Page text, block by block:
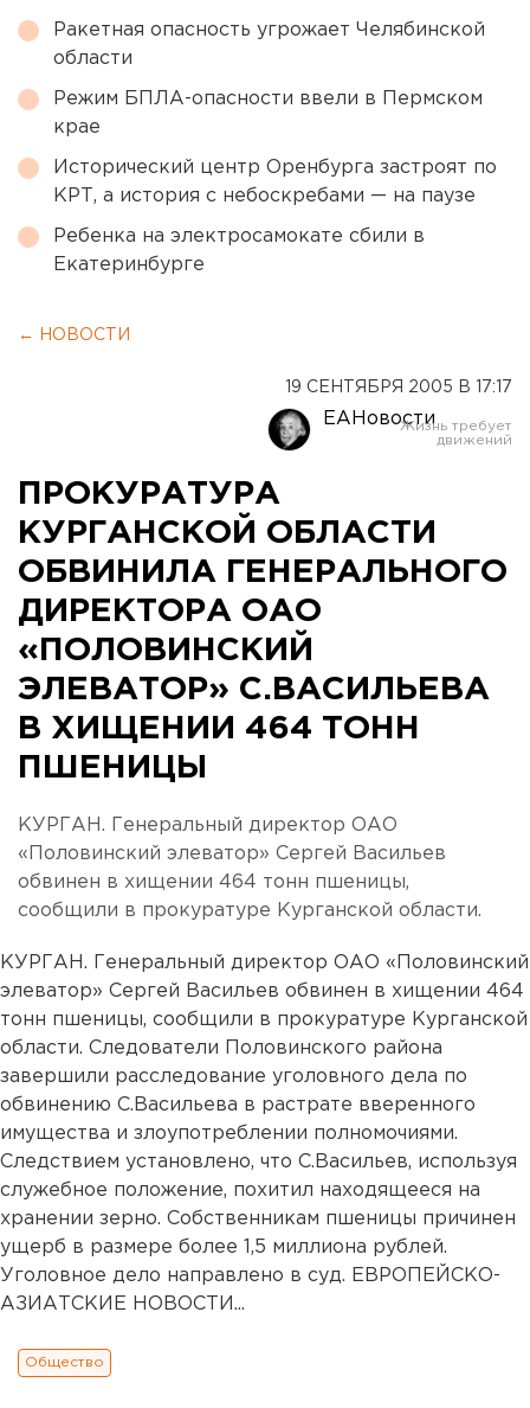
Ракетная опасность угрожает Челябинской
области
Режим БПЛА-опасности ввели в Пермском
крае
Исторический центр Оренбурга застроят по
КРТ, а история с небоскребами — на паузе
Ребенка на электросамокате сбили в
Екатеринбурге
← НОВОСТИ
19 СЕНТЯБРЯ 2005 В 17:17
ЕАНовости
ПРОКУРАТУРА
КУРГАНСКОЙ ОБЛАСТИ
ОБВИНИЛА ГЕНЕРАЛЬНОГО
ДИРЕКТОРА ОАО
«ПОЛОВИНСКИЙ
ЭЛЕВАТОР» С.ВАСИЛЬЕВА
В ХИЩЕНИИ 464 ТОНН
ПШЕНИЦЫ
КУРГАН. Генеральный директор ОАО
«Половинский элеватор» Сергей Васильев
обвинен в хищении 464 тонн пшеницы,
сообщили в прокуратуре Курганской области.
КУРГАН. Генеральный директор ОАО «Половинский
элеватор» Сергей Васильев обвинен в хищении 464
тонн пшеницы, сообщили в прокуратуре Курганской
области. Следователи Половинского района
завершили расследование уголовного дела по
обвинению С.Васильева в растрате вверенного
имущества и злоупотреблении полномочиями.
Следствием установлено, что С.Васильев, используя
служебное положение, похитил находящееся на
хранении зерно. Собственникам пшеницы причинен
ущерб в размере более 1,5 миллиона рублей.
Уголовное дело направлено в суд. ЕВРОПЕЙСКО-
АЗИАТСКИЕ НОВОСТИ...
Общество